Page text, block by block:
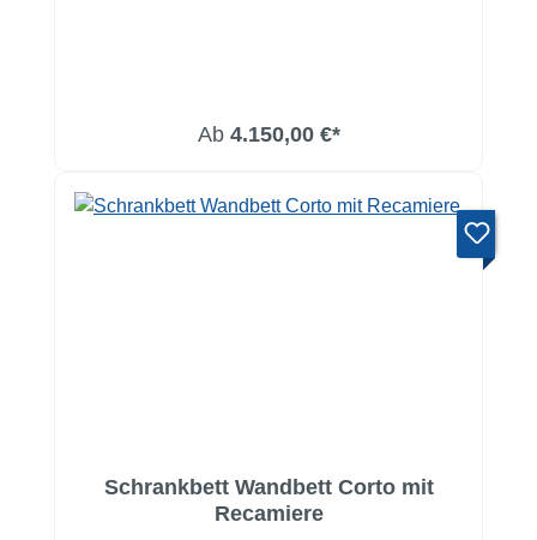
Ab 4.150,00 €*
Schrankbett Wandbett Corto mit
Recamiere